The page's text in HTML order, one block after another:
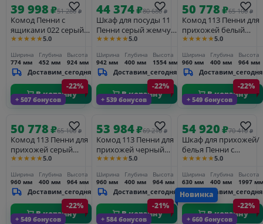
39 998₽51 280 ₽
Комод Пенни с
ящиками 022 серый
жемчуг/антик 24
★★★★★5.0
Ширина
774 мм
Глубина
452 мм
Высота
924 мм
Доставим_сегодня
В корзину
44 374₽80 680 ₽
Шкаф для посуды 11
Пенни серый жемчуг/
антик 24 глухие
★★★★★5.0
Ширина
942 мм
Глубина
400 мм
Высота
1554 мм
Доставим_сегодня
В корзину
50 778₽65 100 ₽
Комод 113 Пенни для
прихожей белый
кварц/антик 24
★★★★★5.0
Ширина
960 мм
Глубина
400 мм
Высота
964 мм
Доставим_сегодня
В корзину
+ 507 бонусов
-22%
50 778₽65 100 ₽
Комод 113 Пенни для
прихожей серый
жемчуг/антик 24
★★★★★5.0
Ширина
960 мм
Глубина
400 мм
Высота
964 мм
Доставим_сегодня
В корзину
+ 539 бонусов
-22%
53 984₽69 210 ₽
Комод 113 Пенни для
прихожей черный
сапфир/антик 24
★★★★★5.0
Ширина
960 мм
Глубина
400 мм
Высота
964 мм
Доставим_сегодня
В корзину
+ 549 бонусов
-22%
54 920₽70 410 ₽
Шкаф для прихожей/
белья Пенни с
зеркалом серый
★★★★★5.0
Ширина
630 мм
Глубина
400 мм
Высота
1997 мм
Доставим_сегодня
В корзину
+ 549 бонусов
-22%
+ 584 бонусов
-21%
+ 660 бонусов
Новинка
-22%